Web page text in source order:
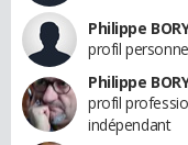
Philippe
profil
Philippe
profil
indépendant